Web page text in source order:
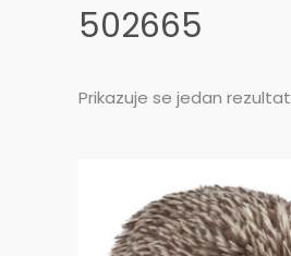
502665
Prikazuje se jedan rezultat